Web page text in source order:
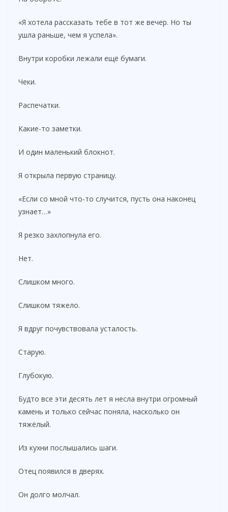
«Я хотела рассказать тебе в тот же вечер. Но ты
ушла раньше, чем я успела».
Внутри коробки лежали ещё бумаги.
Чеки.
Распечатки.
Какие-то заметки.
И один маленький блокнот.
Я открыла первую страницу.
«Если со мной что-то случится, пусть она наконец
узнает…»
Я резко захлопнула его.
Нет.
Слишком много.
Слишком тяжело.
Я вдруг почувствовала усталость.
Старую.
Глубокую.
Будто все эти десять лет я несла внутри огромный
камень и только сейчас поняла, насколько он
тяжёлый.
Из кухни послышались шаги.
Отец появился в дверях.
Он долго молчал.